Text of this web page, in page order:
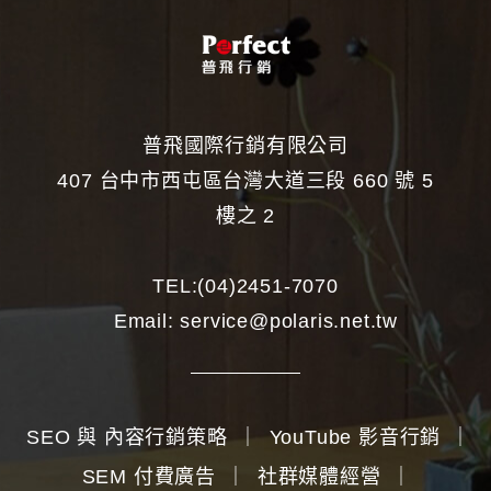
普飛國際行銷有限公司
407 台中市西屯區台灣大道三段 660 號 5
樓之 2
TEL:(04)2451-7070
Email:service@polaris.net.tw
SEO 與 內容行銷策略 YouTube 影音行銷
｜
SEM 付費廣告
社群媒體經營